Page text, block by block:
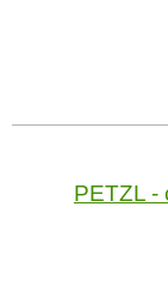
PETZL -